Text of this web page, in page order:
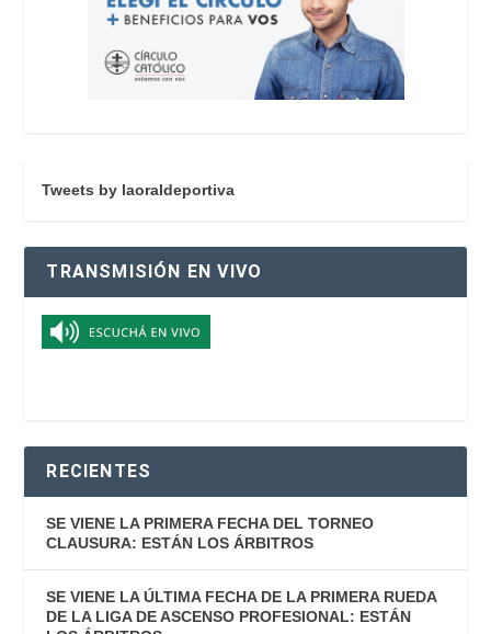
Tweets by laoraldeportiva
TRANSMISIÓN EN VIVO
RECIENTES
SE VIENE LA PRIMERA FECHA DEL TORNEO
CLAUSURA: ESTÁN LOS ÁRBITROS
SE VIENE LA ÚLTIMA FECHA DE LA PRIMERA RUEDA
DE LA LIGA DE ASCENSO PROFESIONAL: ESTÁN